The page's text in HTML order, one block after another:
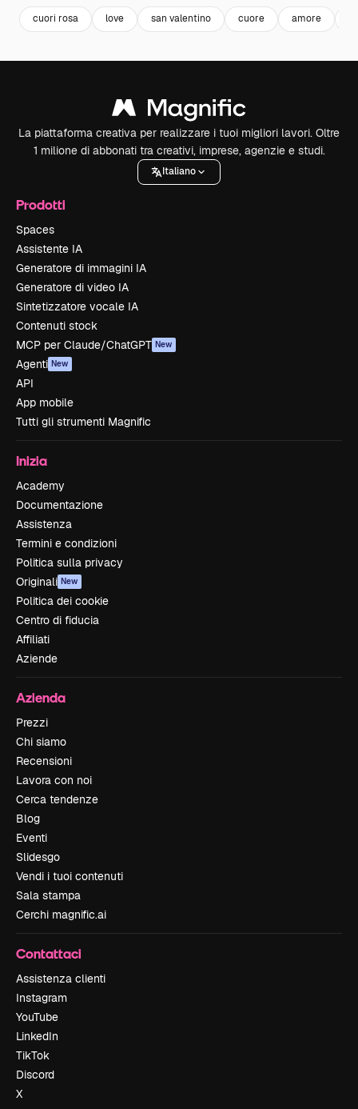
cuori rosa love san valentino cuore amore
La piattaforma creativa per realizzare i tuoi migliori lavori. Oltre
1 milione di abbonati tra creativi, imprese, agenzie e studi.
Italiano
Prodotti
Spaces
Assistente IA
Generatore di immagini IA
Generatore di video IA
Sintetizzatore vocale IA
Contenuti stock
MCP per Claude/ChatGPT New
Agenti New
API
App mobile
Tutti gli strumenti Magnific
Inizia
Academy
Documentazione
Assistenza
Termini e condizioni
Politica sulla privacy
Originali New
Politica dei cookie
Centro di fiducia
Affiliati
Aziende
Azienda
Prezzi
Chi siamo
Recensioni
Lavora con noi
Cerca tendenze
Blog
Eventi
Slidesgo
Vendi i tuoi contenuti
Sala stampa
Cerchi magnific.ai
Contattaci
Assistenza clienti
Instagram
YouTube
LinkedIn
TikTok
Discord
X